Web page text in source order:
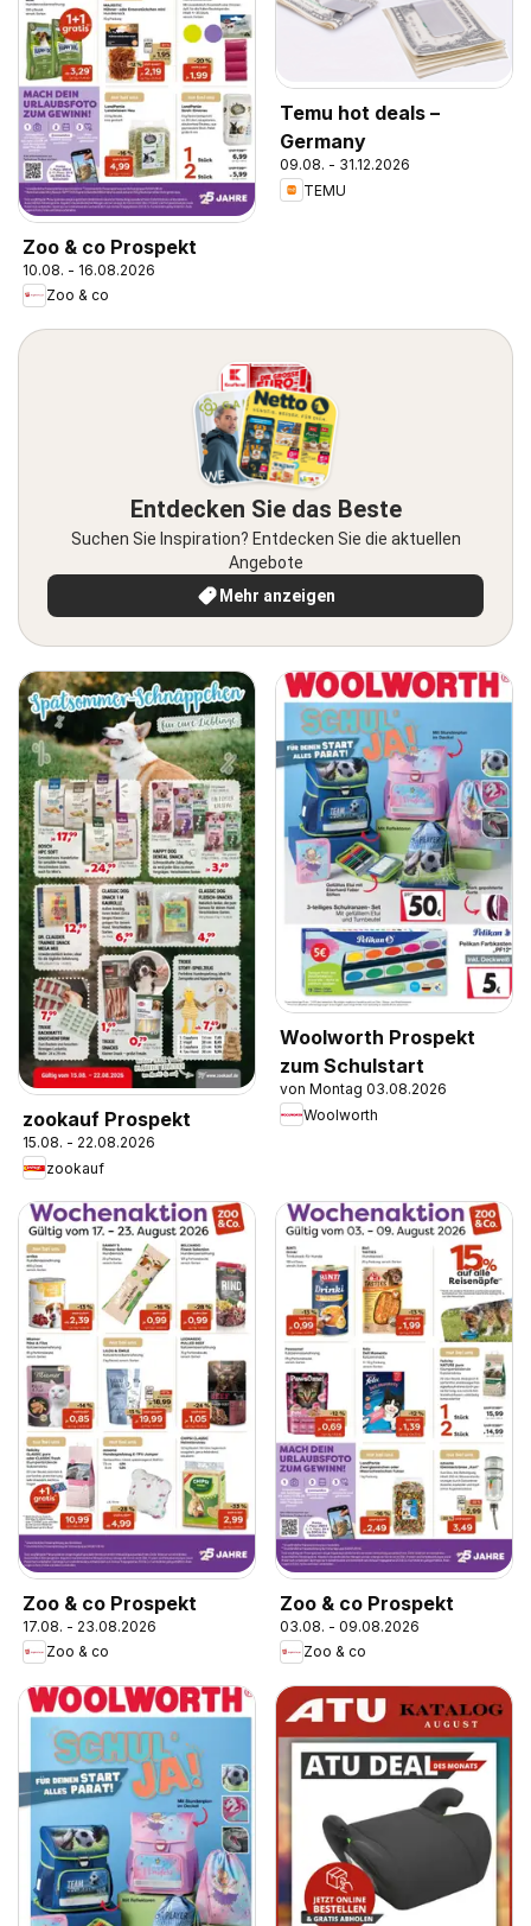
Zoo & co Prospekt
10.08. - 16.08.2026
Zoo & co
Temu hot deals –
Germany
09.08. - 31.12.2026
TEMU
Entdecken Sie das Beste
Suchen Sie Inspiration? Entdecken Sie die aktuellen
Angebote
Mehr anzeigen
zookauf Prospekt
15.08. - 22.08.2026
zookauf
Woolworth Prospekt
zum Schulstart
von Montag 03.08.2026
Woolworth
Zoo & co Prospekt
17.08. - 23.08.2026
Zoo & co
Zoo & co Prospekt
03.08. - 09.08.2026
Zoo & co